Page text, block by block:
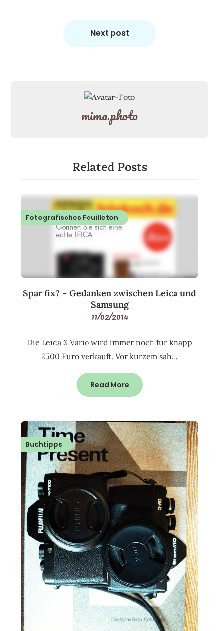
Next post
mima.photo
Related Posts
Fotografisches Feuilleton
Spar fix? – Gedanken zwischen Leica und
Samsung
11/02/2014
Die Leica X Vario wird immer noch für knapp
2500 Euro verkauft. Vor kurzem sah…
Read More
Buchtipps